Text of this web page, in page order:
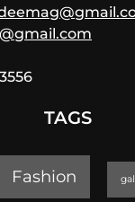
TAGS
Fashion